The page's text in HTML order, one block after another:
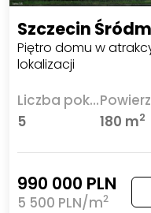
Szczecin
Piętro domu w
lokalizacji
Liczba pokoi
5
180 m2
990 000 PLN
5 500 PLN/m2